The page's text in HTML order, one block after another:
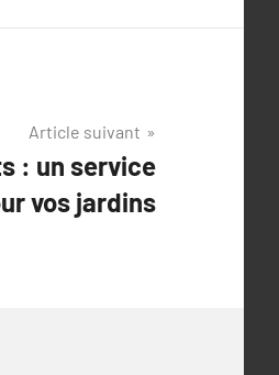
Article suivant
: un service
vos jardins